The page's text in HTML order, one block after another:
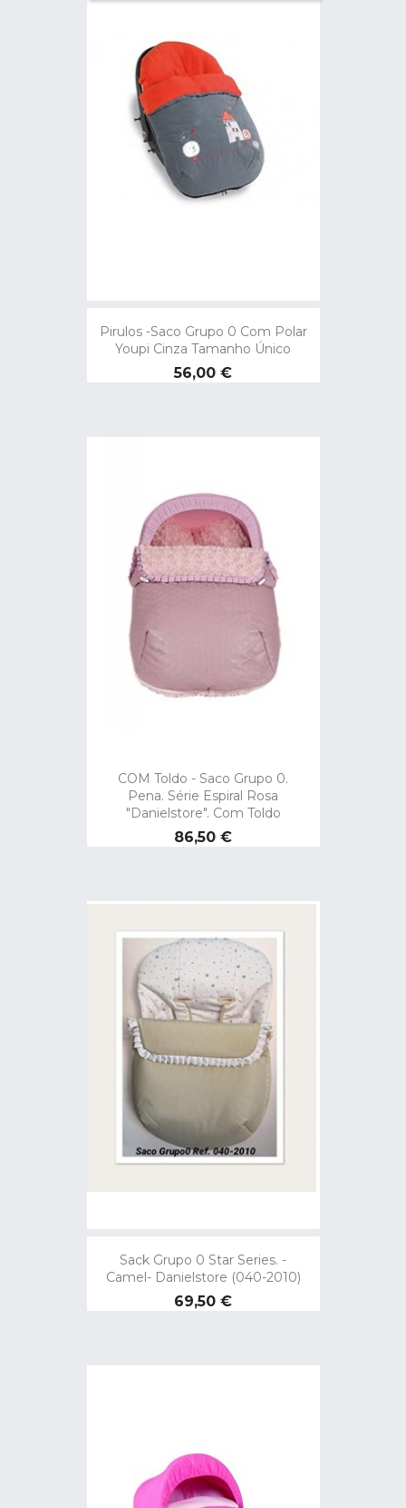
Pirulos -Saco Grupo 0 Com Polar
Youpi Cinza Tamanho Único
Preço
56,00 €
COM Toldo - Saco Grupo 0.
Pena. Série Espiral Rosa
"danielstore". Com Toldo
Preço
86,50 €
Sack Grupo 0 Star Series. -
Camel- Danielstore (040-2010)
Preço
69,50 €